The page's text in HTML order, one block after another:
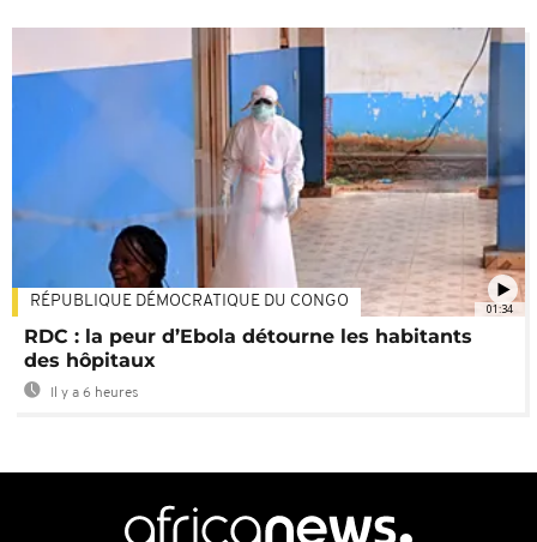
01:34
RÉPUBLIQUE DÉMOCRATIQUE DU CONGO
RDC : la peur d’Ebola détourne les habitants
des hôpitaux
Il y a 6 heures